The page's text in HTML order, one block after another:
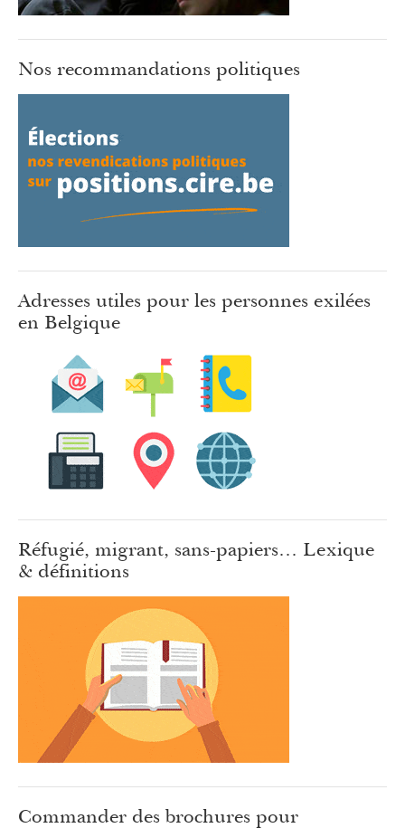
Nos recommandations politiques
Adresses utiles pour les personnes exilées
en Belgique
Réfugié, migrant, sans-papiers… Lexique
& définitions
Commander des brochures pour